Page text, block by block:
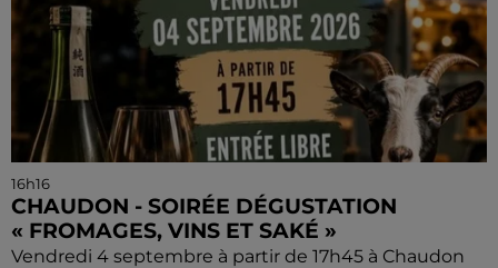
16h16
CHAUDON - SOIRÉE DÉGUSTATION
« FROMAGES, VINS ET SAKÉ »
Vendredi 4 septembre à partir de 17h45 à Chaudon